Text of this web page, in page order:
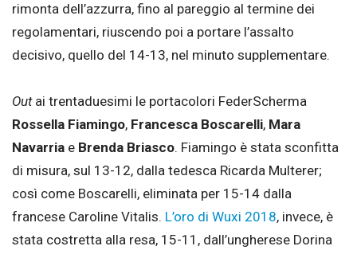
rimonta dell’azzurra, fino al pareggio al termine dei
regolamentari, riuscendo poi a portare l’assalto
decisivo, quello del 14-13, nel minuto supplementare.
Outai trentaduesimi le portacolori FederScherma
Rossella Fiamingo, Francesca Boscarelli, Mara
Navarria e Brenda Briasco. Fiamingo è stata sconfitta
di misura, sul 13-12, dalla tedesca Ricarda Multerer;
così come Boscarelli, eliminata per 15-14 dalla
francese Caroline Vitalis. L’oro di Wuxi 2018, invece, è
stata costretta alla resa, 15-11, dall’ungherese Dorina